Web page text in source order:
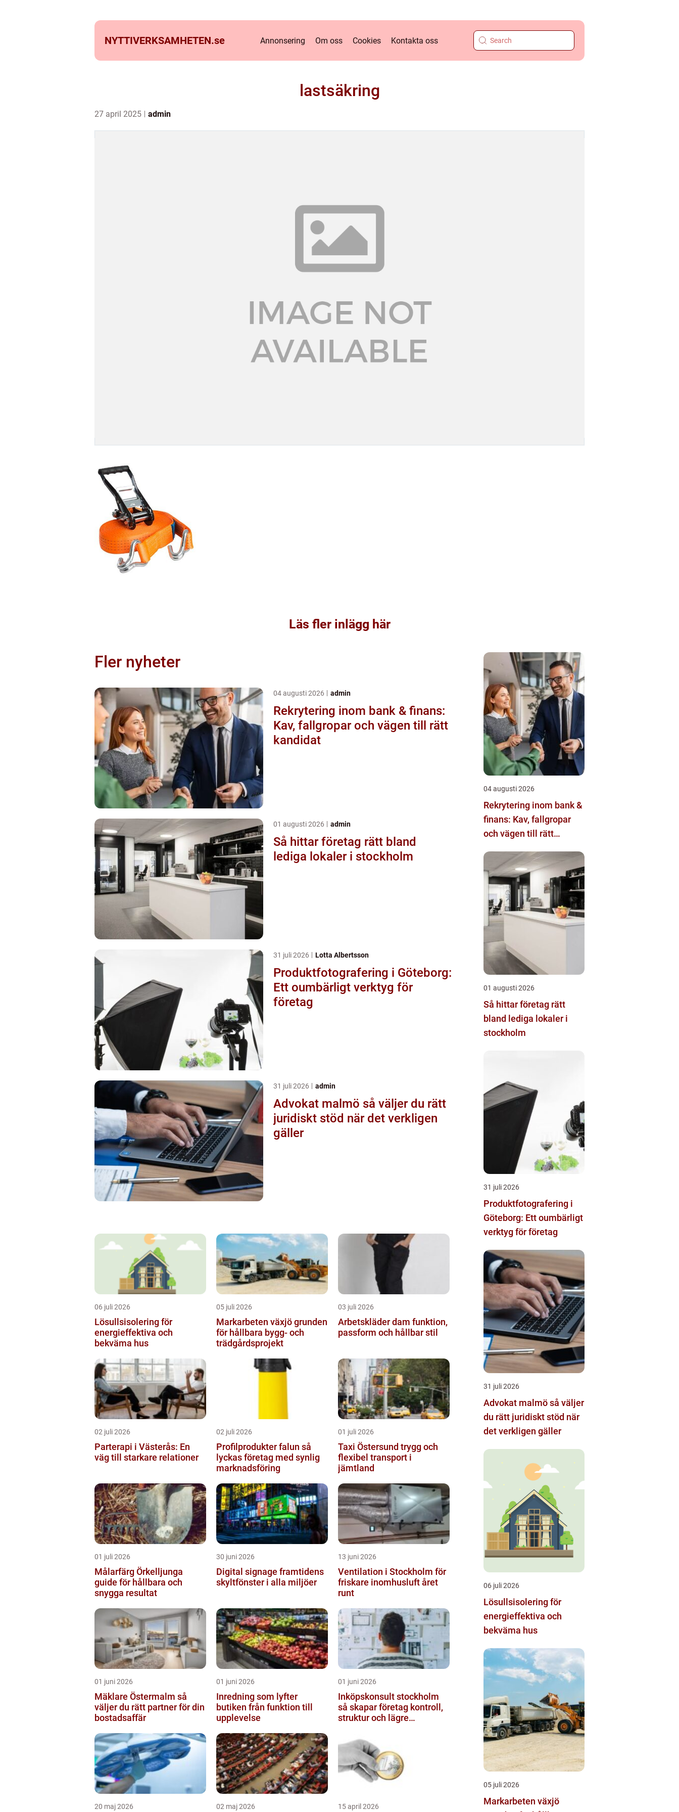
NYTTIVERKSAMHETEN.se Annonsering Om oss Cookies Kontakta oss
lastsäkring
27 april 2025 admin
Läs fler inlägg här
Fler nyheter
04 augusti 2026 admin
Rekrytering inom bank & finans:
Kav, fallgropar och vägen till rätt
kandidat
01 augusti 2026 admin
Så hittar företag rätt bland
lediga lokaler i stockholm
31 juli 2026 Lotta Albertsson
Produktfotografering i Göteborg:
Ett oumbärligt verktyg för
företag
31 juli 2026 admin
Advokat malmö så väljer du rätt
juridiskt stöd när det verkligen
gäller
06 juli 2026
Lösullsisolering för
energieffektiva och
bekväma hus
05 juli 2026
Markarbeten växjö grunden
för hållbara bygg- och
trädgårdsprojekt
03 juli 2026
Arbetskläder dam funktion,
passform och hållbar stil
02 juli 2026
Parterapi i Västerås: En
väg till starkare relationer
02 juli 2026
Profilprodukter falun så
lyckas företag med synlig
marknadsföring
01 juli 2026
Taxi Östersund trygg och
flexibel transport i
jämtland
01 juli 2026
Målarfärg Örkelljunga
guide för hållbara och
snygga resultat
30 juni 2026
Digital signage framtidens
skyltfönster i alla miljöer
13 juni 2026
Ventilation i Stockholm för
friskare inomhusluft året
runt
01 juni 2026
Mäklare Östermalm så
väljer du rätt partner för din
bostadsaffär
01 juni 2026
Inredning som lyfter
butiken från funktion till
upplevelse
01 juni 2026
Inköpskonsult stockholm
så skapar företag kontroll,
struktur och lägre
20 maj 2026 02 maj 2026 15 april 2026
04 augusti 2026
Rekrytering inom bank &
finans: Kav, fallgropar
och vägen till rätt
01 augusti 2026
Så hittar företag rätt
bland lediga lokaler i
stockholm
31 juli 2026
Produktfotografering i
Göteborg: Ett oumbärligt
verktyg för företag
31 juli 2026
Advokat malmö så väljer
du rätt juridiskt stöd när
det verkligen gäller
06 juli 2026
Lösullsisolering för
energieffektiva och
bekväma hus
05 juli 2026
Markarbeten växjö